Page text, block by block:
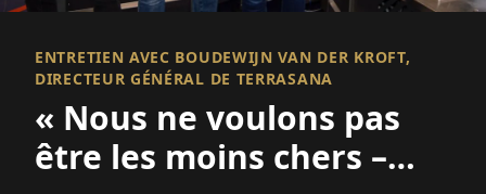
ENTRETIEN AVEC BOUDEWIJN VAN DER KROFT,
DIRECTEUR GÉNÉRAL DE TERRASANA
« Nous ne voulons pas
être les moins chers –